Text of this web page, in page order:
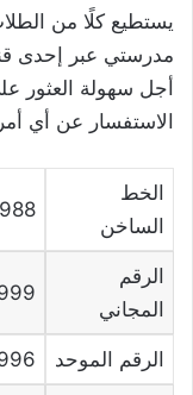
يستطيع كلًا من
مدرستي عبر إحدى
أجل سهولة العثور
الاستفسار عن أي
الخط
الساخن
الرقم
المجاني
الرقم الموحد